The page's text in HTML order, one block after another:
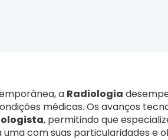
a Radiologia
médicas. Os avanços
, permitindo que
uma com suas particularidades e